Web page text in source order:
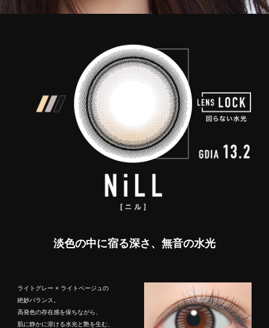
淡色の中に宿る深さ、無音の水光
ライトグレー × ライトベージュの
絶妙バランス。
高発色の存在感を保ちながら、
肌に静かに溶ける水光と艶を生む、